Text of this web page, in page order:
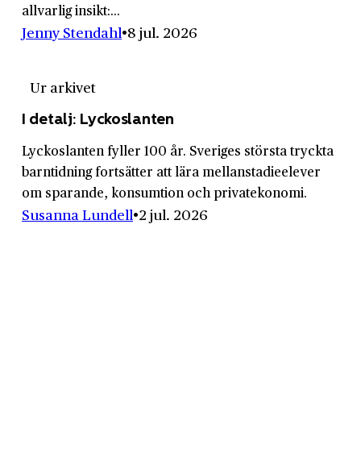
allvarlig insikt:...
Jenny Stendahl 8 jul. 2026
Ur arkivet
I detalj: Lyckoslanten
Lyckoslanten fyller 100 år. Sveriges största tryckta
barntidning fortsätter att lära mellanstadieelever
om sparande, konsumtion och privatekonomi.
Susanna Lundell 2 jul. 2026